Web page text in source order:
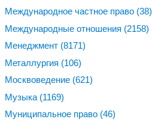
Международное частное право (38)
Международные отношения (2158)
Менеджмент (8171)
Металлургия (106)
Москвоведение (621)
Музыка (1169)
Муниципальное право (46)